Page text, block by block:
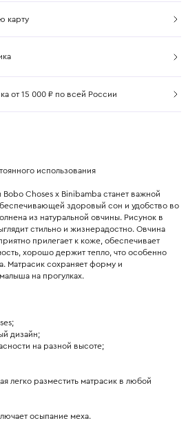
карту
от 15 000 ₽ по всей России
использования
Choses х Binibamba станет важной
здоровый сон и удобство во
из натуральной овчины. Рисунок в
стильно и жизнерадостно. Овчина
прилегает к коже, обеспечивает
хорошо держит тепло, что особенно
Матрасик сохраняет форму и
на прогулках.
дизайн;
на разной высоте;
легко разместить матрасик в любой
осыпание меха.